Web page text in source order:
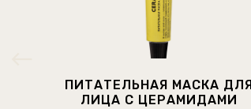
ПИТАТЕЛЬНАЯ МАСКА ДЛЯ
ЛИЦА С ЦЕРАМИДАМИ